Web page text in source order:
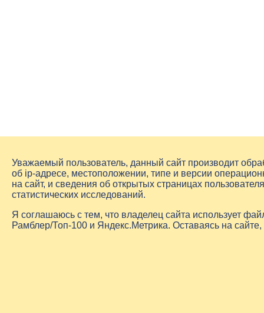
Уважаемый пользователь, данный сайт производит
об ip-адресе, местоположении, типе и версии
на сайт, и сведения об открытых страницах
статистических исследований.
Я соглашаюсь с тем, что владелец сайта использует
Рамблер/Топ-100 и Яндекс.Метрика. Оставаясь на